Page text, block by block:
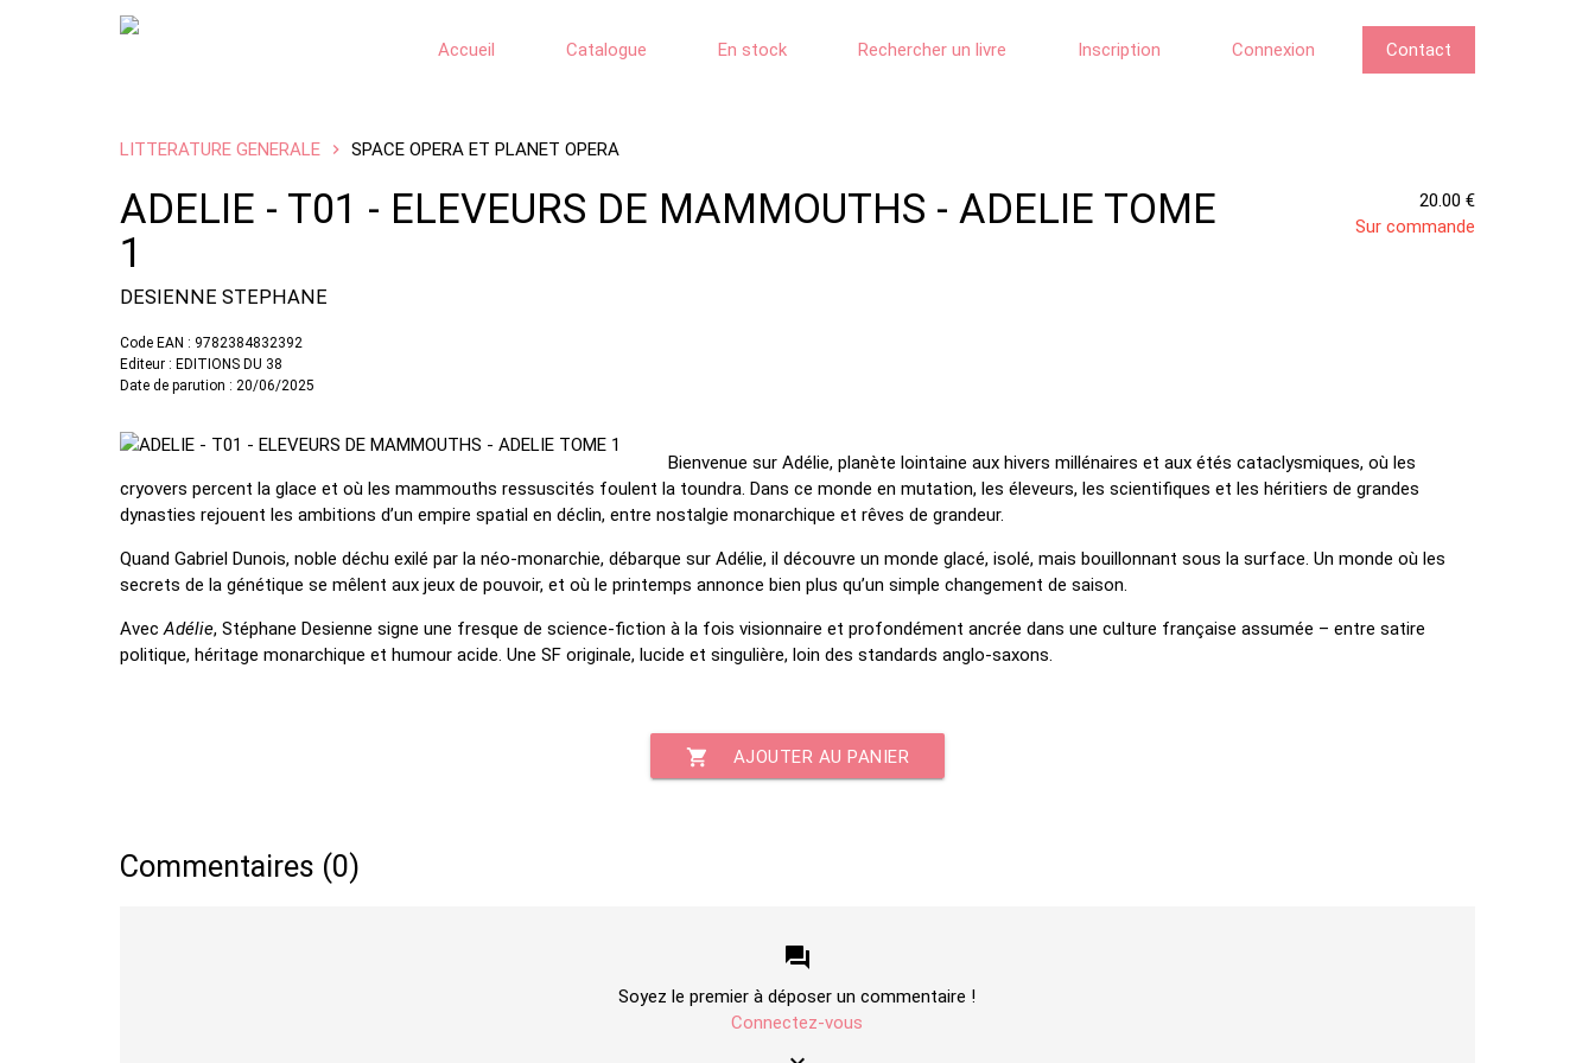
Accueil Catalogue En stock Rechercher un livre Inscription Connexion Contact
LITTERATURE GENERALE SPACE OPERA ET PLANET OPERA
ADELIE - T01 - ELEVEURS DE MAMMOUTHS - ADELIE TOME
1
DESIENNE STEPHANE
20.00 €
Sur commande
Code EAN : 9782384832392
Editeur : EDITIONS DU 38
Date de parution : 20/06/2025
Bienvenue sur Adélie, planète lointaine aux hivers millénaires et aux étés cataclysmiques, où les
cryovers percent la glace et où les mammouths ressuscités foulent la toundra. Dans ce monde en mutation, les éleveurs, les scientifiques et les héritiers de grandes
dynasties rejouent les ambitions d’un empire spatial en déclin, entre nostalgie monarchique et rêves de grandeur.
Quand Gabriel Dunois, noble déchu exilé par la néo-monarchie, débarque sur Adélie, il découvre un monde glacé, isolé, mais bouillonnant sous la surface. Un monde où les
secrets de la génétique se mêlent aux jeux de pouvoir, et où le printemps annonce bien plus qu’un simple changement de saison.
AvecAdélie, Stéphane Desienne signe une fresque de science-fiction à la fois visionnaire et profondément ancrée dans une culture française assumée – entre satire
politique, héritage monarchique et humour acide. Une SF originale, lucide et singulière, loin des standards anglo-saxons.
shopping_cart AJOUTER AU PANIER
Commentaires (0)
forum
Soyez le premier à déposer un commentaire !
Connectez-vous